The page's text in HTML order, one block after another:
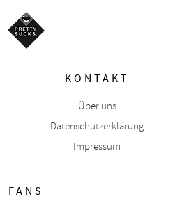
KONTAKT
Über uns
Datenschutzerklärung
Impressum
FANS